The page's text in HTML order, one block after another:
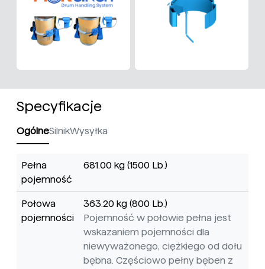
Specyfikacje
OgólneSilnikWysyłka
Pełna
pojemność
681.00 kg (1500 Lb.)
Połowa
pojemności
363.20 kg (800 Lb.)
Pojemność w połowie pełna jest
wskazaniem pojemności dla
niewyważonego, ciężkiego od dołu
bębna. Częściowo pełny bęben z